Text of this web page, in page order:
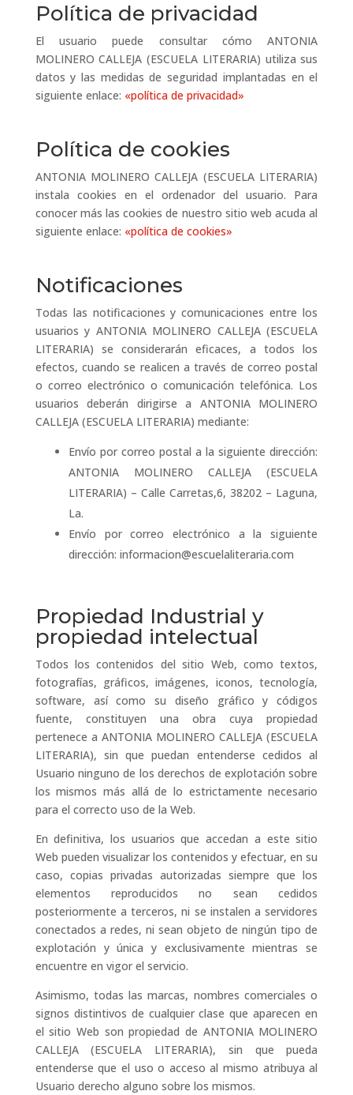
Política de privacidad
El usuario puede consultar cómo ANTONIA
MOLINERO CALLEJA (ESCUELA LITERARIA) utiliza sus
datos y las medidas de seguridad implantadas en el
siguiente enlace: «política de privacidad»
Política de cookies
ANTONIA MOLINERO CALLEJA (ESCUELA LITERARIA)
instala cookies en el ordenador del usuario. Para
conocer más las cookies de nuestro sitio web acuda al
siguiente enlace: «política de cookies»
Notificaciones
Todas las notificaciones y comunicaciones entre los
usuarios y ANTONIA MOLINERO CALLEJA (ESCUELA
LITERARIA) se considerarán eficaces, a todos los
efectos, cuando se realicen a través de correo postal
o correo electrónico o comunicación telefónica. Los
usuarios deberán dirigirse a ANTONIA MOLINERO
CALLEJA (ESCUELA LITERARIA) mediante:
Envío por correo postal a la siguiente dirección:
ANTONIA MOLINERO CALLEJA (ESCUELA
LITERARIA) – Calle Carretas,6, 38202 – Laguna,
La.
Envío por correo electrónico a la siguiente
dirección: informacion@escuelaliteraria.com
Propiedad Industrial y
propiedad intelectual
Todos los contenidos del sitio Web, como textos,
fotografías, gráficos, imágenes, iconos, tecnología,
software, así como su diseño gráfico y códigos
fuente, constituyen una obra cuya propiedad
pertenece a ANTONIA MOLINERO CALLEJA (ESCUELA
LITERARIA), sin que puedan entenderse cedidos al
Usuario ninguno de los derechos de explotación sobre
los mismos más allá de lo estrictamente necesario
para el correcto uso de la Web.
En definitiva, los usuarios que accedan a este sitio
Web pueden visualizar los contenidos y efectuar, en su
caso, copias privadas autorizadas siempre que los
elementos reproducidos no sean cedidos
posteriormente a terceros, ni se instalen a servidores
conectados a redes, ni sean objeto de ningún tipo de
explotación y única y exclusivamente mientras se
encuentre en vigor el servicio.
Asimismo, todas las marcas, nombres comerciales o
signos distintivos de cualquier clase que aparecen en
el sitio Web son propiedad de ANTONIA MOLINERO
CALLEJA (ESCUELA LITERARIA), sin que pueda
entenderse que el uso o acceso al mismo atribuya al
Usuario derecho alguno sobre los mismos.